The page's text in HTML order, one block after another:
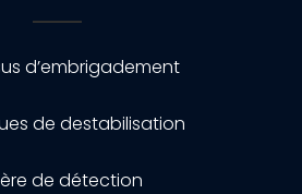
d’embrigadement
de destabilisation
de détection